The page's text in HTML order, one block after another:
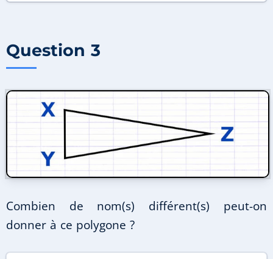
Question 3
Combien de nom(s) différent(s) peut-on
donner à ce polygone ?